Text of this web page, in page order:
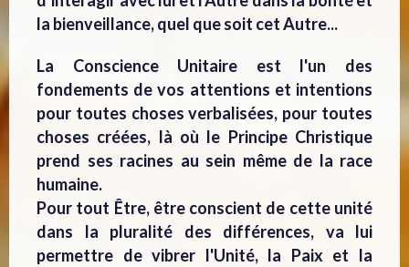
la bienveillance, quel que soit cet Autre...
La Conscience Unitaire est l'un des
fondements de vos attentions et intentions
pour toutes choses verbalisées, pour toutes
choses créées, là où le Principe Christique
prend ses racines au sein même de la race
humaine.
Pour tout Être, être conscient de cette unité
dans la pluralité des différences, va lui
permettre de vibrer l'Unité, la Paix et la